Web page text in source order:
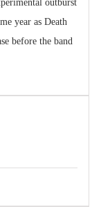
outburst
year as Death
before the band